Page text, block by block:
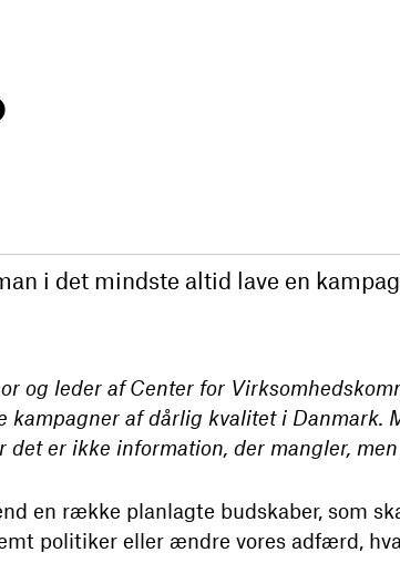
i det mindste altid lave en
og leder af Center for
kampagner af dårlig kvalitet i Danmark.
det er ikke information, der mangler,
en række planlagte budskaber, som
politiker eller ændre vores adfærd,